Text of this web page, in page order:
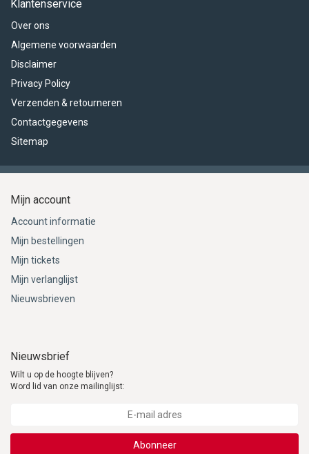
Klantenservice
Over ons
Algemene voorwaarden
Disclaimer
Privacy Policy
Verzenden & retourneren
Contactgegevens
Sitemap
Mijn account
Account informatie
Mijn bestellingen
Mijn tickets
Mijn verlanglijst
Nieuwsbrieven
Nieuwsbrief
Wilt u op de hoogte blijven?
Word lid van onze mailinglijst:
Abonneer